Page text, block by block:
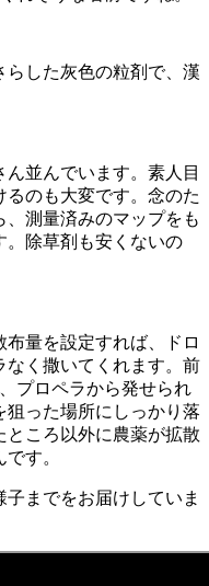
した灰色の粒剤で、漢
並んでいます。素人目
のも大変です。念のた
測量済みのマップをも
。除草剤も安くないの
量を設定すれば、ドロ
なく撒いてくれます。前
プロペラから発せられ
狙った場所にしっかり落
ところ以外に農薬が拡散
す。
までをお届けしていま